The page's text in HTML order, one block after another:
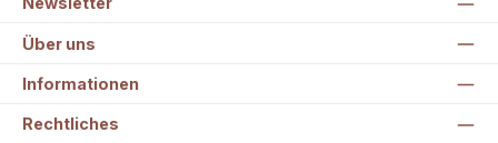
Über uns
Informationen
Rechtliches